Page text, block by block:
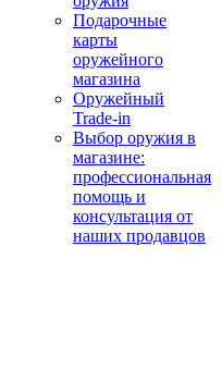
Подарочные
карты
оружейного
магазина
Оружейный
Trade-in
Выбор оружия в
магазине:
профессиональная
помощь и
консультация от
наших продавцов